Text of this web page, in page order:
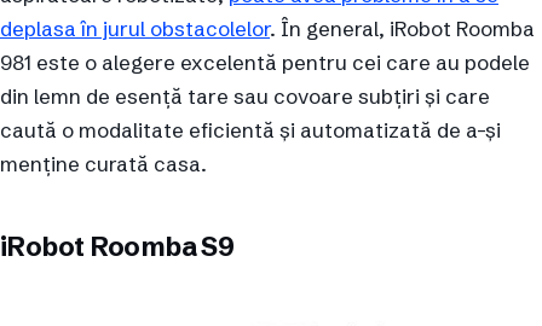
deplasa în jurul obstacolelor. În general, iRobot Roomba
981 este o alegere excelentă pentru cei care au podele
din lemn de esență tare sau covoare subțiri și care
caută o modalitate eficientă și automatizată de a-și
menține curată casa.
iRobot Roomba S9